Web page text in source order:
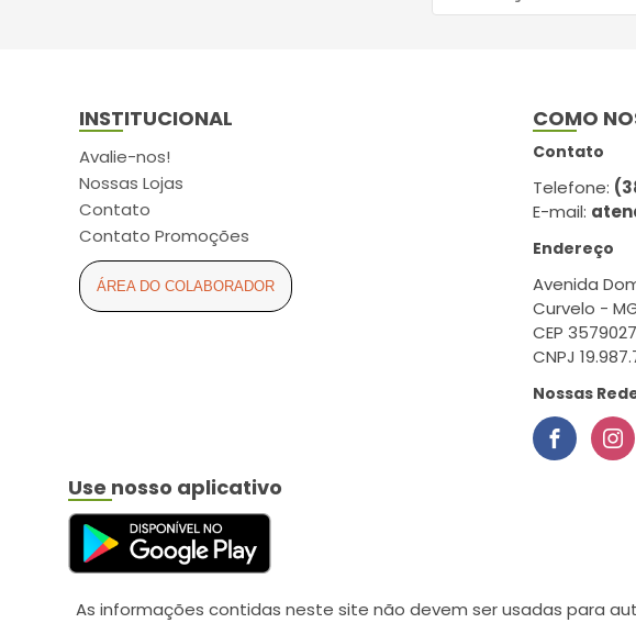
ARCOR (2)
ARESE (3)
ASPEN (11)
ASTRAZENECA (5)
ATUALIZAR (16)
BABY SEC (6)
BALDACCI (4)
BAUDUCCO (2)
BAUSCH LOMB (1)
INSTITUCIONAL
Avalie-nos!
Nossas Lojas
Contato
Contato Promoções
ÁREA DO COLABORADOR
COMO
Contato
Telefone:
E-mail:
Endereço
Avenida
Curvelo -
CEP
CNPJ
Nossas
Use nosso aplicativo
As informações contidas neste site não devem ser usadas para